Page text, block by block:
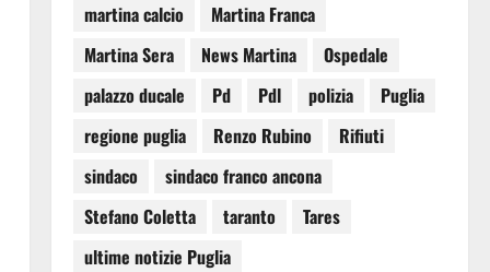
martina calcio
Martina Franca
Martina Sera
News Martina
Ospedale
palazzo ducale
Pd Pdl polizia
Puglia
regione puglia
Renzo Rubino
Rifiuti
sindaco
sindaco franco ancona
Stefano Coletta
taranto
Tares
ultime notizie Puglia